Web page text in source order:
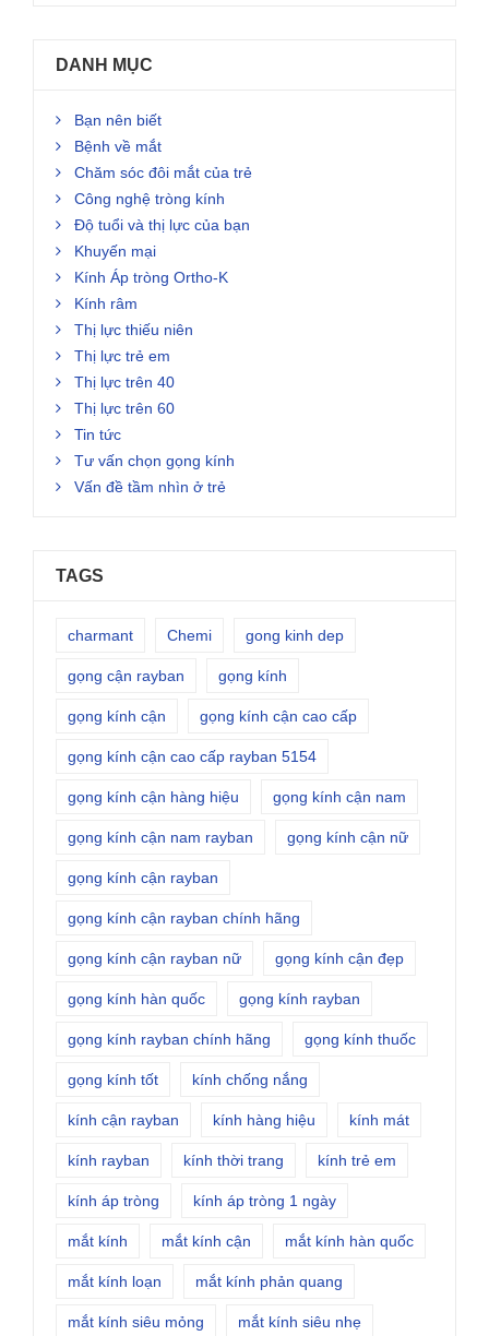
DANH MỤC
Bạn nên biết
Bệnh về mắt
Chăm sóc đôi mắt của trẻ
Công nghệ tròng kính
Độ tuổi và thị lực của bạn
Khuyến mại
Kính Áp tròng Ortho-K
Kính râm
Thị lực thiếu niên
Thị lực trẻ em
Thị lực trên 40
Thị lực trên 60
Tin tức
Tư vấn chọn gọng kính
Vấn đề tầm nhìn ở trẻ
TAGS
charmant Chemi gong kinh dep
gọng cận rayban gọng kính
gọng kính cận gọng kính cận cao cấp
gọng kính cận cao cấp rayban 5154
gọng kính cận hàng hiệu gọng kính cận nam
gọng kính cận nam rayban gọng kính cận nữ
gọng kính cận rayban
gọng kính cận rayban chính hãng
gọng kính cận rayban nữ gọng kính cận đẹp
gọng kính hàn quốc gọng kính rayban
gọng kính rayban chính hãng gọng kính thuốc
gọng kính tốt kính chống nắng
kính cận rayban kính hàng hiệu kính mát
kính rayban kính thời trang kính trẻ em
kính áp tròng kính áp tròng 1 ngày
mắt kính mắt kính cận mắt kính hàn quốc
mắt kính loạn mắt kính phản quang
mắt kính siêu mỏng mắt kính siêu nhẹ